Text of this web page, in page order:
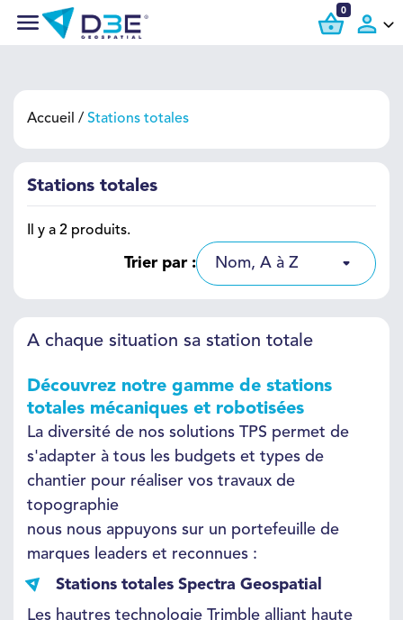
0
Accueil Stations totales
Stations totales
Il y a 2 produits.
Trier par : Nom, A à Z
A chaque situation sa station totale
Découvrez notre gamme de stations
totales mécaniques et robotisées
La diversité de nos solutions TPS permet de
s'adapter à tous les budgets et types de
chantier pour réaliser vos travaux de
topographie
nous nous appuyons sur un portefeuille de
marques leaders et reconnues :
Stations totales Spectra Geospatial
Les hautres technologie Trimble alliant haute